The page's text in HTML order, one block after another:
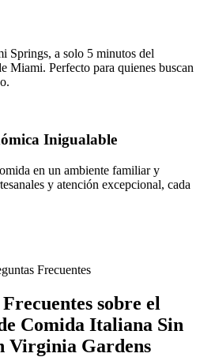
Springs, a solo 5 minutos del
Miami. Perfecto para quienes buscan
Inigualable
en un ambiente familiar y
y atención excepcional, cada
Frecuentes
sobre el
Comida Italiana Sin
Virginia Gardens